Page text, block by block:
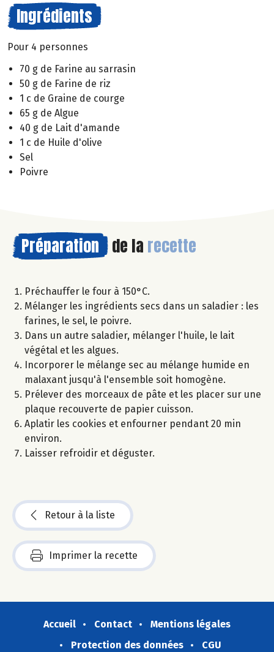
Ingrédients
Pour 4 personnes
70 g de Farine au sarrasin
50 g de Farine de riz
1 c de Graine de courge
65 g de Algue
40 g de Lait d'amande
1 c de Huile d'olive
Sel
Poivre
Préparation de la recette
Préchauffer le four à 150°C.
Mélanger les ingrédients secs dans un saladier : les
farines, le sel, le poivre.
Dans un autre saladier, mélanger l'huile, le lait
végétal et les algues.
Incorporer le mélange sec au mélange humide en
malaxant jusqu'à l'ensemble soit homogène.
Prélever des morceaux de pâte et les placer sur une
plaque recouverte de papier cuisson.
Aplatir les cookies et enfourner pendant 20 min
environ.
Laisser refroidir et déguster.
Retour à la liste
Imprimer la recette
Accueil Contact
Mentions légales
Protection des données
CGU